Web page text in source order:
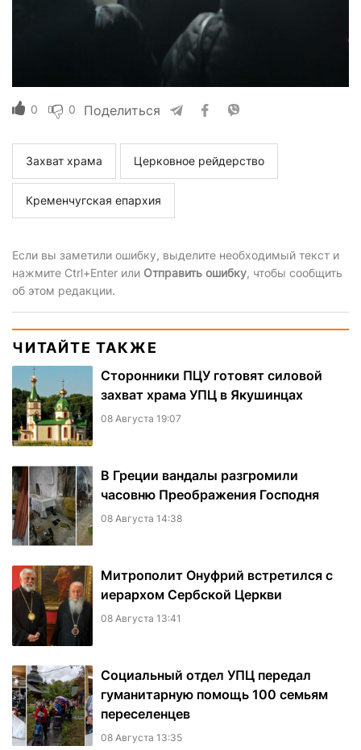
0 0 Поделиться
Захват храма Церковное рейдерство
Кременчугская епархия
Если вы заметили ошибку, выделите необходимый текст и
нажмите Ctrl+Enter или Отправить ошибку, чтобы сообщить
об этом редакции.
ЧИТАЙТЕ ТАКЖЕ
Сторонники ПЦУ готовят силовой
захват храма УПЦ в Якушинцах
08 Августа 19:07
В Греции вандалы разгромили
часовню Преображения Господня
08 Августа 14:38
Митрополит Онуфрий встретился с
иерархом Сербской Церкви
08 Августа 13:41
Социальный отдел УПЦ передал
гуманитарную помощь 100 семьям
переселенцев
08 Августа 13:35